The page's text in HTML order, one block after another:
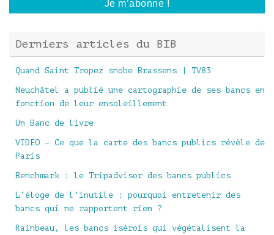
Derniers articles du BIB
Quand Saint Tropez snobe Brassens | TV83
Neuchâtel a publié une cartographie de ses bancs en
fonction de leur ensoleillement
Un Banc de livre
VIDEO – Ce que la carte des bancs publics révèle de
Paris
Benchmark : le Tripadvisor des bancs publics
L’éloge de l’inutile : pourquoi entretenir des
bancs qui ne rapportent rien ?
Rainbeau, les bancs isérois qui végétalisent la